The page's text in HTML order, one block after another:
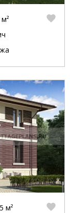
м²